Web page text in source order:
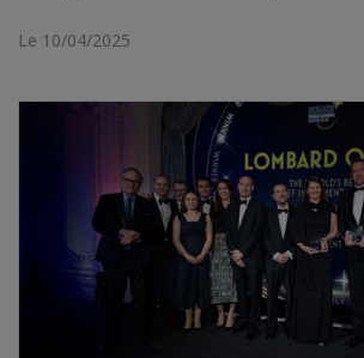
Le 10/04/2025